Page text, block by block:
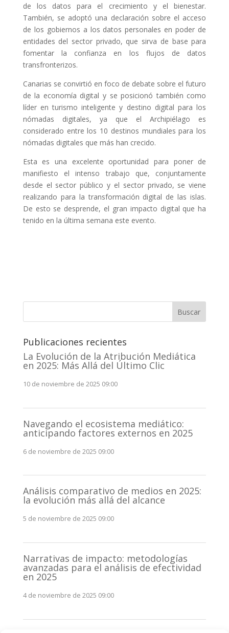
de los datos para el crecimiento y el bienestar.
También, se adoptó una declaración sobre el acceso
de los gobiernos a los datos personales en poder de
entidades del sector privado, que sirva de base para
fomentar la confianza en los flujos de datos
transfronterizos.
Canarias se convirtió en foco de debate sobre el futuro
de la economía digital y se posicionó también como
líder en turismo inteligente y destino digital para los
nómadas digitales, ya que el Archipiélago es
considerado entre los 10 destinos mundiales para los
nómadas digitales que más han crecido.
Esta es una excelente oportunidad para poner de
manifiesto el intenso trabajo que, conjuntamente
desde el sector público y el sector privado, se viene
realizando para la transformación digital de las islas.
De esto se desprende, el gran impacto digital que ha
tenido en la última semana este evento.
Buscar
Publicaciones recientes
La Evolución de la Atribución Mediática
en 2025: Más Allá del Último Clic
10 de noviembre de 2025 09:00
Navegando el ecosistema mediático:
anticipando factores externos en 2025
6 de noviembre de 2025 09:00
Análisis comparativo de medios en 2025:
la evolución más allá del alcance
5 de noviembre de 2025 09:00
Narrativas de impacto: metodologías
avanzadas para el análisis de efectividad
en 2025
4 de noviembre de 2025 09:00